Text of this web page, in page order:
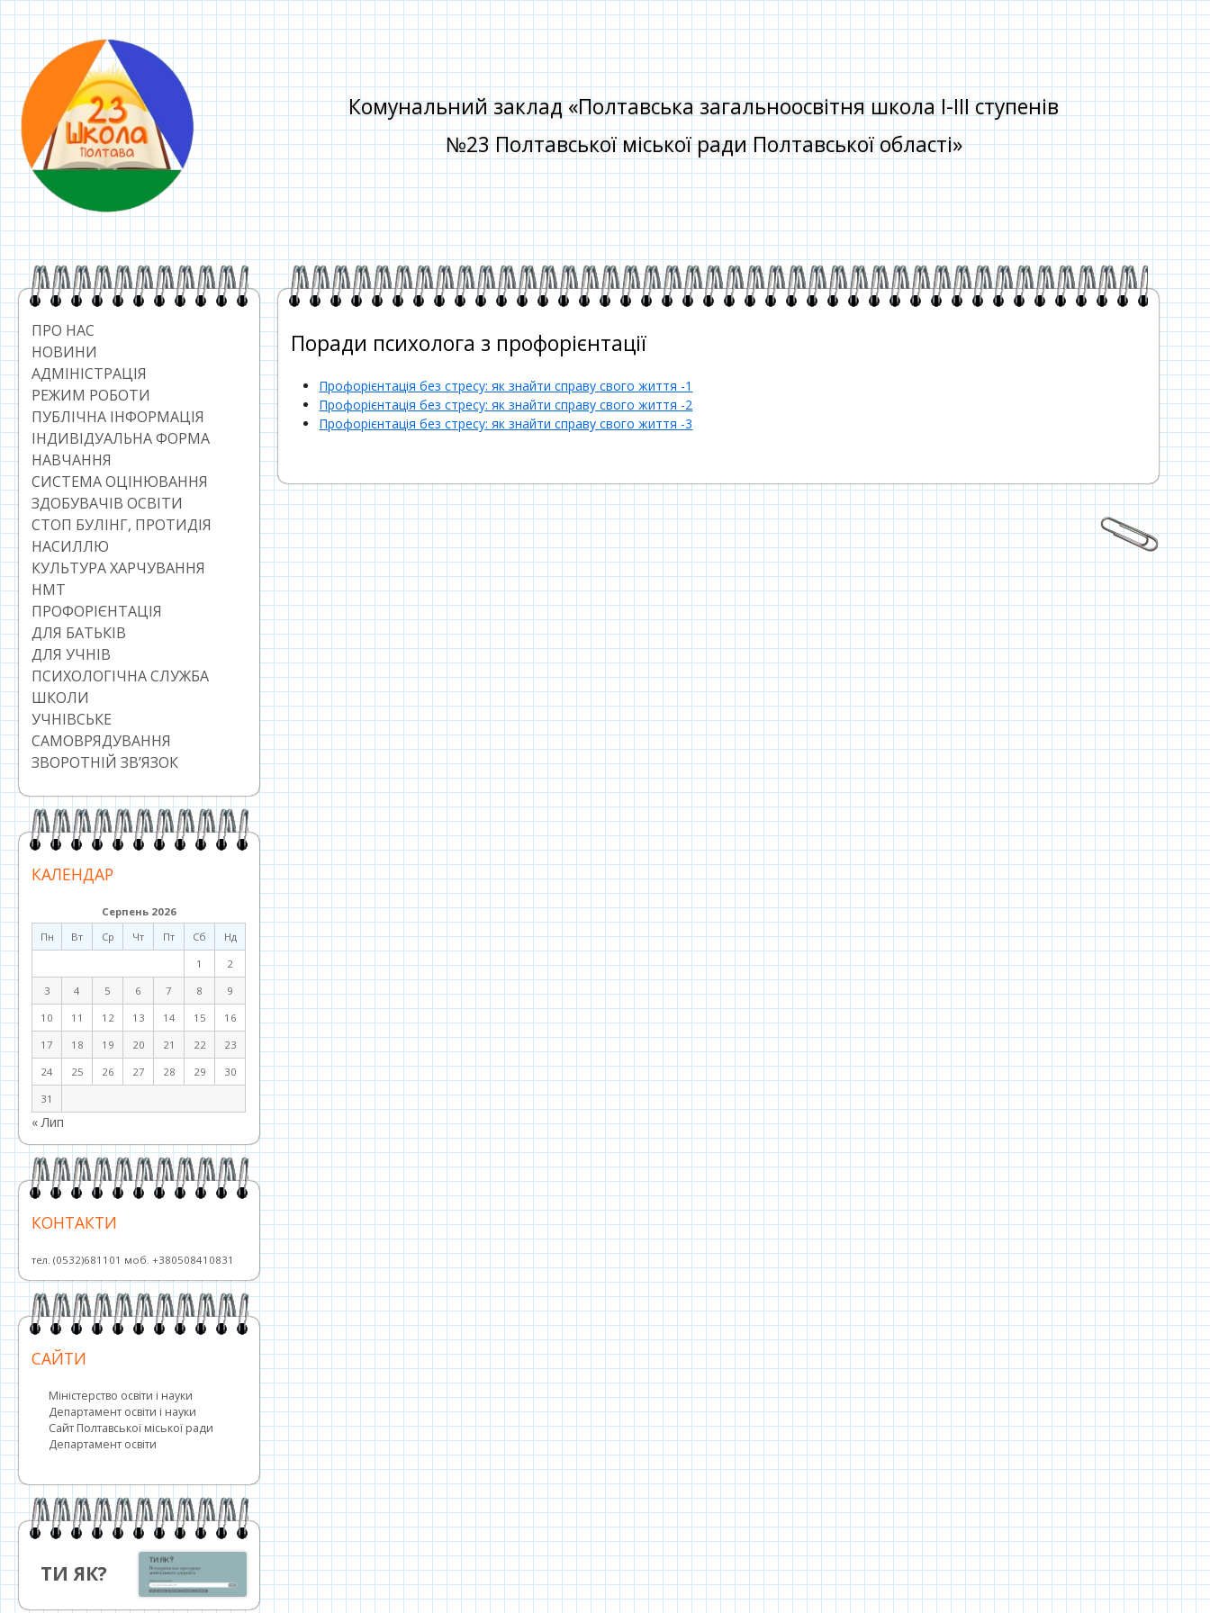
до
контенту
Комунальний заклад «Полтавська загальноосвітня школа І-ІІІ ступенів
№23 Полтавської міської ради Полтавської області»
Головний
сайдбар
ПРО НАС
НОВИНИ
АДМІНІСТРАЦІЯ
РЕЖИМ РОБОТИ
ПУБЛІЧНА ІНФОРМАЦІЯ
ІНДИВІДУАЛЬНА ФОРМА
НАВЧАННЯ
СИСТЕМА ОЦІНЮВАННЯ
ЗДОБУВАЧІВ ОСВІТИ
СТОП БУЛІНГ, ПРОТИДІЯ
НАСИЛЛЮ
КУЛЬТУРА ХАРЧУВАННЯ
НМТ
ПРОФОРІЄНТАЦІЯ
ДЛЯ БАТЬКІВ
ДЛЯ УЧНІВ
ПСИХОЛОГІЧНА СЛУЖБА
ШКОЛИ
УЧНІВСЬКЕ
САМОВРЯДУВАННЯ
ЗВОРОТНІЙ ЗВ’ЯЗОК
КАЛЕНДАР
Серпень 2026
Пн
Вт Ср Чт Пт Сб
Нд
1
2
3
4 5 6 7 8
9
10
11 12 13 14 15
16
17
18 19 20 21 22
23
24
25 26 27 28 29
30
31
« Лип
КОНТАКТИ
тел. (0532)681101 моб. +380508410831
САЙТИ
Міністерство освіти і науки
Департамент освіти і науки
Сайт Полтавської міської ради
Департамент освіти
ТИ ЯК?
Поради психолога з профорієнтації
Профорієнтація без стресу: як знайти справу свого життя -1
Профорієнтація без стресу: як знайти справу свого життя -2
Профорієнтація без стресу: як знайти справу свого життя -3